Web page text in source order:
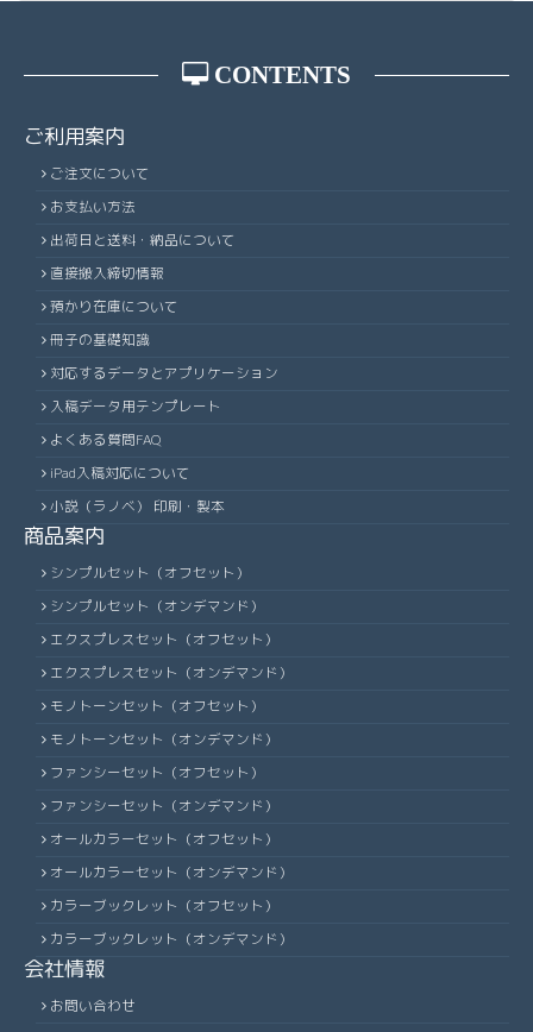
CONTENTS
ご利用案内
ご注文について
お支払い方法
出荷日と送料・納品について
直接搬入締切情報
預かり在庫について
冊子の基礎知識
対応するデータとアプリケーション
入稿データ用テンプレート
よくある質問FAQ
iPad入稿対応について
小説（ラノベ） 印刷・製本
商品案内
シンプルセット（オフセット）
シンプルセット（オンデマンド）
エクスプレスセット（オフセット）
エクスプレスセット（オンデマンド）
モノトーンセット（オフセット）
モノトーンセット（オンデマンド）
ファンシーセット（オフセット）
ファンシーセット（オンデマンド）
オールカラーセット（オフセット）
オールカラーセット（オンデマンド）
カラーブックレット（オフセット）
カラーブックレット（オンデマンド）
会社情報
お問い合わせ